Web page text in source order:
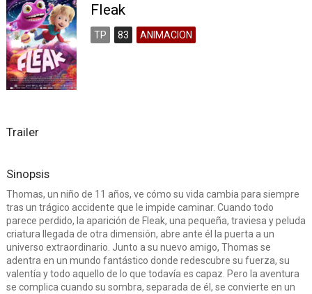
Fleak
TP 83 ANIMACION
Trailer
Sinopsis
Thomas, un niño de 11 años, ve cómo su vida cambia para siempre
tras un trágico accidente que le impide caminar. Cuando todo
parece perdido, la aparición de Fleak, una pequeña, traviesa y peluda
criatura llegada de otra dimensión, abre ante él la puerta a un
universo extraordinario. Junto a su nuevo amigo, Thomas se
adentra en un mundo fantástico donde redescubre su fuerza, su
valentía y todo aquello de lo que todavía es capaz. Pero la aventura
se complica cuando su sombra, separada de él, se convierte en un